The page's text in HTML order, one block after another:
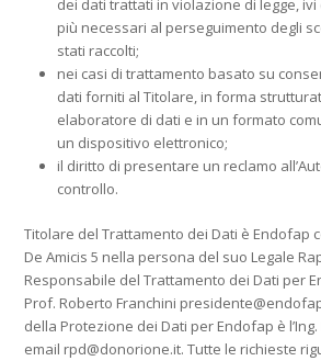
dei dati trattati in violazione di legge,
più necessari al perseguimento degli
stati raccolti;
nei casi di trattamento basato su
dati forniti al Titolare, in forma
elaboratore di dati e in un formato
un dispositivo elettronico;
il diritto di presentare un reclamo
controllo.
Titolare del Trattamento dei Dati è Endofap
De Amicis 5 nella persona del suo Legale
Responsabile del Trattamento dei Dati per
Prof. Roberto Franchini
della Protezione dei Dati per Endofap è
email rpd@donorione.it. Tutte le richieste